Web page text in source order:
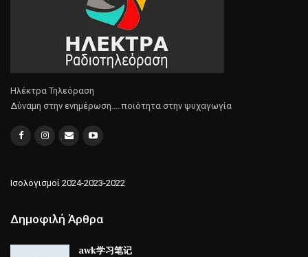
Ηλέκτρα Τηλεόραση
Δύναμη στην ενημέρωση.... ποιότητα στην ψυχαγωγία
Ισολογισμοί 2024-2023-2022
Δημοφιλή Άρθρα
awk学习笔记